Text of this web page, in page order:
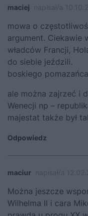
maciej
mowa o
argument. Ciekawie
władców Francji,
do siebie jeździli.
boskiego
ale można zajrzeć i
Wenecji np –
majestat także był
Odpowiedz
maciur
Można jeszcze
Wilhelma II i cara